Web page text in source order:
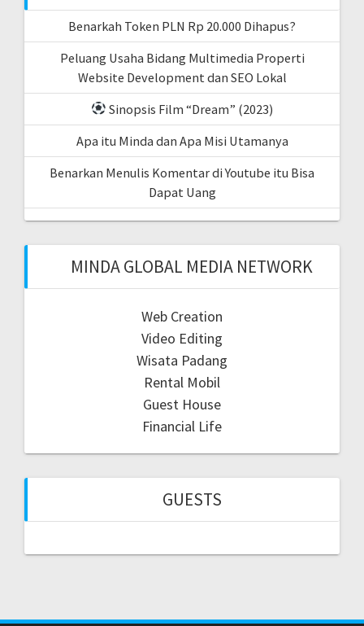
Benarkah Token PLN Rp 20.000 Dihapus?
Peluang Usaha Bidang Multimedia Properti
Website Development dan SEO Lokal
Sinopsis Film “Dream” (2023)
Apa itu Minda dan Apa Misi Utamanya
Benarkan Menulis Komentar di Youtube itu Bisa
Dapat Uang
MINDA GLOBAL MEDIA NETWORK
Web Creation
Video Editing
Wisata Padang
Rental Mobil
Guest House
Financial Life
GUESTS